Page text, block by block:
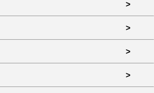
>
>
>
>